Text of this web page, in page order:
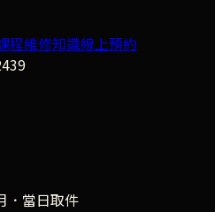
程維修知識線上預約
．當日取件